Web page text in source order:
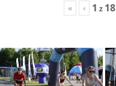
« ‹ 1 z 18